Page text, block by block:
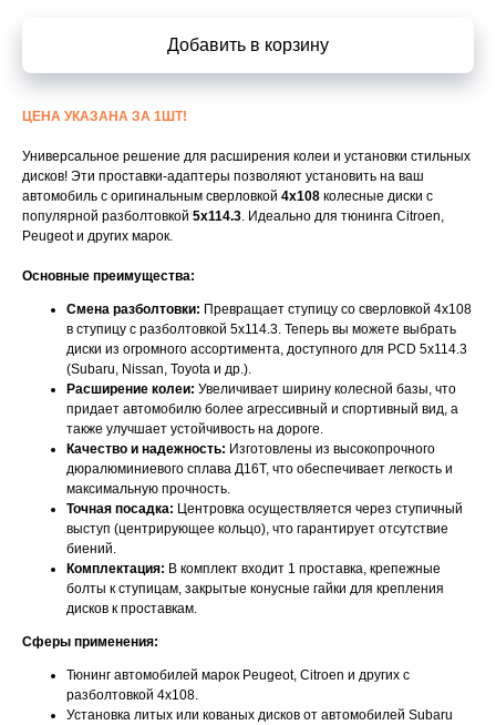
Добавить в корзину
ЦЕНА УКАЗАНА ЗА 1ШТ!
Универсальное решение для расширения колеи и установки стильных
дисков! Эти проставки-адаптеры позволяют установить на ваш
автомобиль с оригинальным сверловкой 4x108 колесные диски с
популярной разболтовкой 5x114.3. Идеально для тюнинга Citroen,
Peugeot и других марок.
Основные преимущества:
Смена разболтовки: Превращает ступицу со сверловкой 4x108
в ступицу с разболтовкой 5x114.3. Теперь вы можете выбрать
диски из огромного ассортимента, доступного для PCD 5x114.3
(Subaru, Nissan, Toyota и др.).
Расширение колеи: Увеличивает ширину колесной базы, что
придает автомобилю более агрессивный и спортивный вид, а
также улучшает устойчивость на дороге.
Качество и надежность: Изготовлены из высокопрочного
дюралюминиевого сплава Д16Т, что обеспечивает легкость и
максимальную прочность.
Точная посадка: Центровка осуществляется через ступичный
выступ (центрирующее кольцо), что гарантирует отсутствие
биений.
Комплектация: В комплект входит 1 проставка, крепежные
болты к ступицам, закрытые конусные гайки для крепления
дисков к проставкам.
Сферы применения:
Тюнинг автомобилей марок Peugeot, Citroen и других с
разболтовкой 4x108.
Установка литых или кованых дисков от автомобилей Subaru